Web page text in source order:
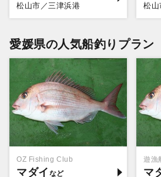
松山市／三津浜港 松山
愛媛県の人気船釣りプラン
OZ Fishing Club
マダイ
遊漁
マ